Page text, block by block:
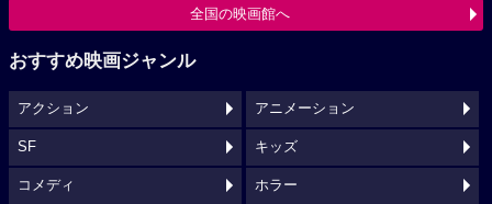
全国の映画館へ
おすすめ映画ジャンル
アクション アニメーション
SF キッズ
コメディ ホラー